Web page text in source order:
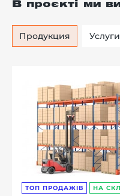
В проєкті ми
Продукция Услуги
ТОП ПРОДАЖІВ НА